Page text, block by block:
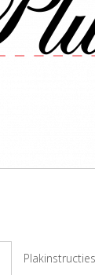
Plakinstructies